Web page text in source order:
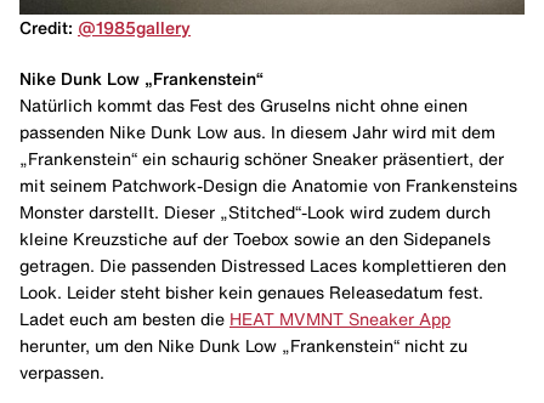
Credit: @1985gallery
Nike Dunk Low „Frankenstein“
Natürlich kommt das Fest des Gruselns nicht ohne einen
passenden Nike Dunk Low aus. In diesem Jahr wird mit dem
„Frankenstein“ ein schaurig schöner Sneaker präsentiert, der
mit seinem Patchwork-Design die Anatomie von Frankensteins
Monster darstellt. Dieser „Stitched“-Look wird zudem durch
kleine Kreuzstiche auf der Toebox sowie an den Sidepanels
getragen. Die passenden Distressed Laces komplettieren den
Look. Leider steht bisher kein genaues Releasedatum fest.
Ladet euch am besten die HEAT MVMNT Sneaker App
herunter, um den Nike Dunk Low „Frankenstein“ nicht zu
verpassen.